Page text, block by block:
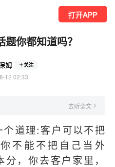
打开APP
你都知道吗？
姆 关注
12 02:33
去听全文
个道理:客户可以不把
不能不把自己当外
，你去客户家里，